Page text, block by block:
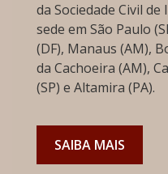
da Sociedade Civil
sede em São Paulo
(DF), Manaus (AM),
da Cachoeira (AM),
(SP) e Altamira (PA).
SAIBA MAIS